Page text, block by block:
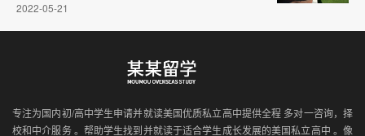
2022-05-21
专注为国内初/高中学生申请并就读美国优质私立高中提供全程 多对一咨询，择
校和中介服务 。帮助学生找到并就读于适合学生成长发展的美国私立高中 。像